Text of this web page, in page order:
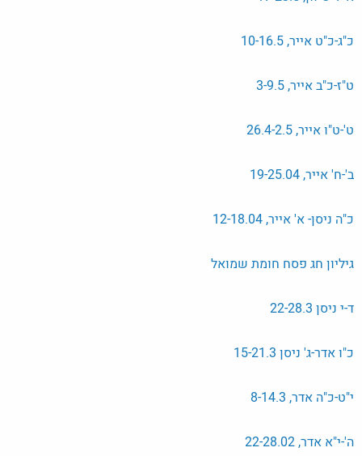
כ"ג-כ"ט אייר, 10-16.5
ט"ז-כ"ב אייר, 3-9.5
ט'-ט"ו אייר, 26.4-2.5
ב'-ח' אייר, 19-25.04
כ"ה ניסן- א' אייר, 12-18.04
גיליון חג פסח חומת שמואל
ד-י ניסן 22-28.3
כ"ו אדר-ג' ניסן 15-21.3
י"ט-כ"ה אדר, 8-14.3
ה'-י"א אדר, 22-28.02